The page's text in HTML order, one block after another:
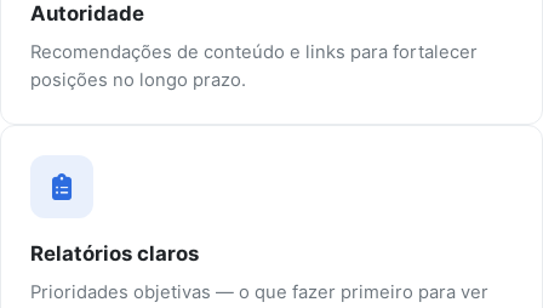
Autoridade
Recomendações de conteúdo e links para fortalecer
posições no longo prazo.
Relatórios claros
Prioridades objetivas — o que fazer primeiro para ver